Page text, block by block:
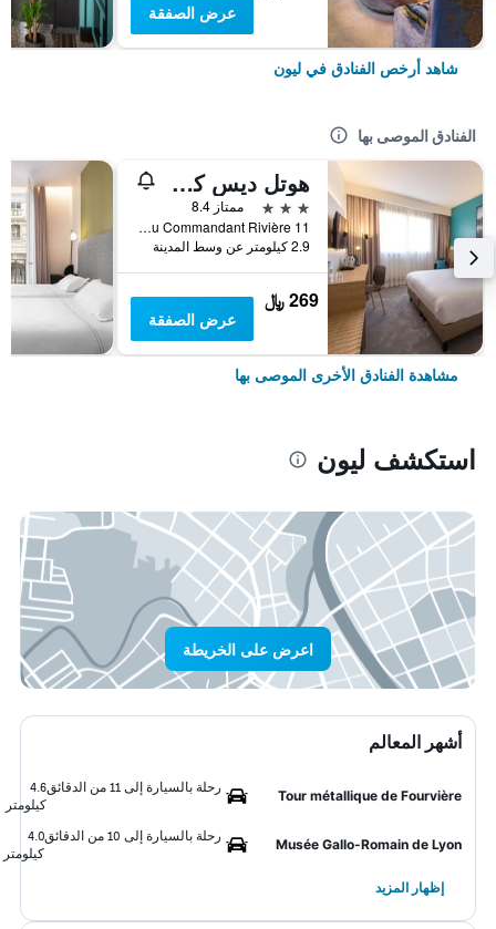
عرض الصفقة
شاهد أرخص الفنادق في ليون
الفنادق الموصى بها
هوتل ديس كونجريس
3 نجوم
ممتاز 8.4
11 Place du Commandant Rivière, ليون, Lyon Metropolis, فرنسا
2.9 كيلومتر عن وسط المدينة
269 ﷼
عرض الصفقة
مشاهدة الفنادق الأخرى الموصى بها
استكشف ليون
اعرض على الخريطة
أشهر المعالم
Tour métallique de Fourvière
رحلة بالسيارة إلى 11 من الدقائق
4.6
كيلومتر
Musée Gallo-Romain de Lyon
رحلة بالسيارة إلى 10 من الدقائق
4.0
كيلومتر
إظهار المزيد